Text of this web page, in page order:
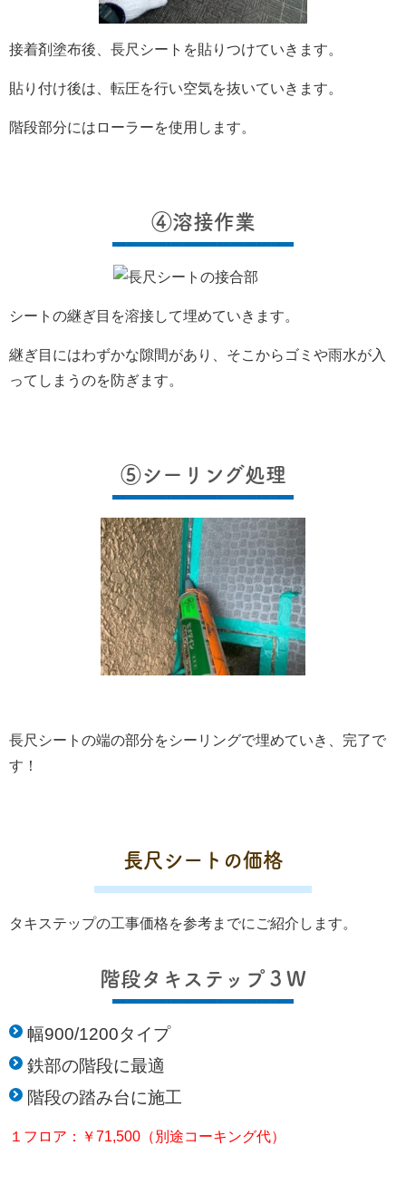
接着剤塗布後、長尺シートを貼りつけていきます。
貼り付け後は、転圧を行い空気を抜いていきます。
階段部分にはローラーを使用します。
④溶接作業
シートの継ぎ目を溶接して埋めていきます。
継ぎ目にはわずかな隙間があり、そこからゴミや雨水が入
ってしまうのを防ぎます。
⑤シーリング処理
長尺シートの端の部分をシーリングで埋めていき、完了で
す！
長尺シートの価格
タキステップの工事価格を参考までにご紹介します。
階段タキステップ３W
幅900/1200タイプ
鉄部の階段に最適
階段の踏み台に施工
１フロア：￥71,500（別途コーキング代）